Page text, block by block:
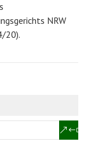
NRW
20).